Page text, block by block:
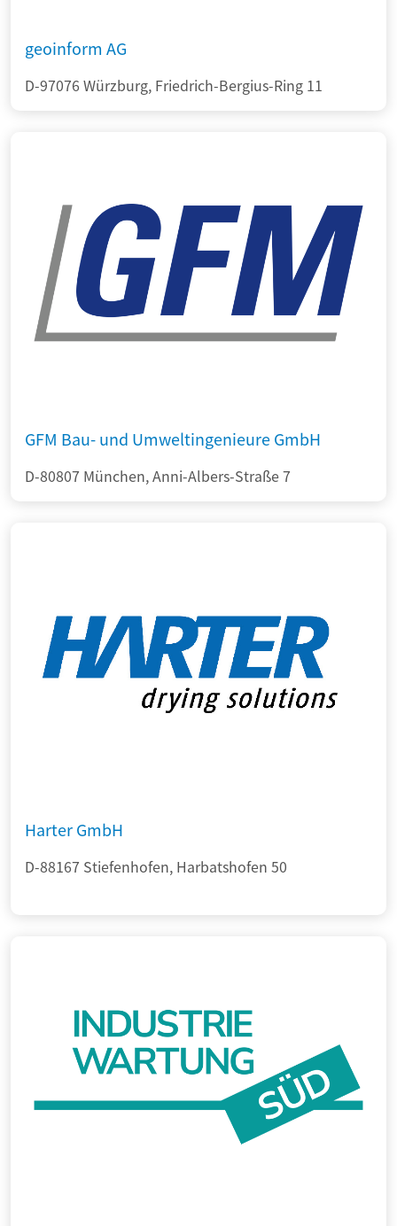
geoinform AG
D-97076 Würzburg, Friedrich-Bergius-Ring 11
GFM Bau- und Umweltingenieure GmbH
D-80807 München, Anni-Albers-Straße 7
Harter GmbH
D-88167 Stiefenhofen, Harbatshofen 50